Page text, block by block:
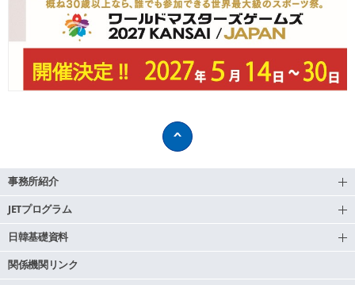
事務所紹介
JETプログラム
日韓基礎資料
関係機関リンク